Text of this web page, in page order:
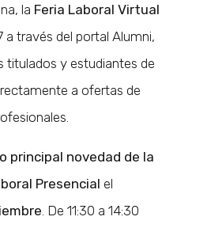
la Feria Laboral Virtual
través del portal Alumni,
titulados y estudiantes de
a ofertas de
principal novedad de la
Presencial el
. De 11:30 a 14:30